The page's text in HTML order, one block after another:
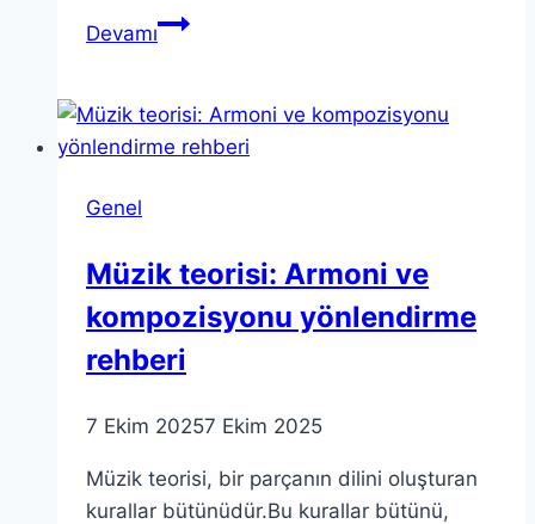
DevamıKebbi
milyon
Naira
Genel
Müzik teorisi: Armoni ve
kompozisyonu yönlendirme
rehberi
7 Ekim 20257 Ekim 2025
Müzik teorisi, bir parçanın dilini oluşturan
kurallar bütünüdür.Bu kurallar bütünü,